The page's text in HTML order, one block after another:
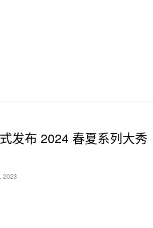
发布 2024 春夏系列大秀
2023